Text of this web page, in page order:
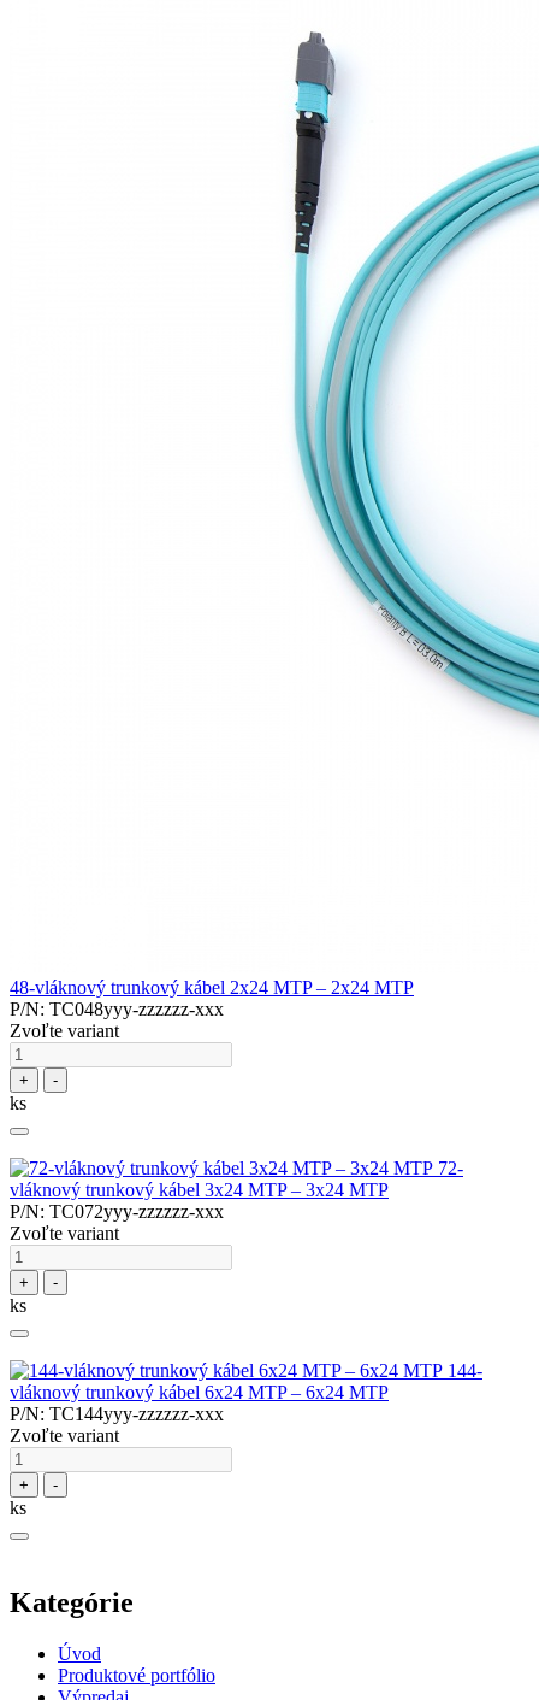
48-vláknový trunkový kábel 2x24 MTP – 2x24 MTP
P/N: TC048yyy-zzzzzz-xxx
Zvoľte variant
+ -
ks
72-
vláknový trunkový kábel 3x24 MTP – 3x24 MTP
P/N: TC072yyy-zzzzzz-xxx
Zvoľte variant
+ -
ks
144-
vláknový trunkový kábel 6x24 MTP – 6x24 MTP
P/N: TC144yyy-zzzzzz-xxx
Zvoľte variant
+ -
ks
Kategórie
Úvod
Produktové portfólio